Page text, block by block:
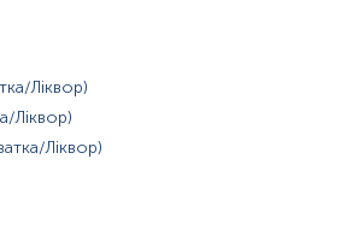
Ліквор)
Ліквор)
Ліквор)